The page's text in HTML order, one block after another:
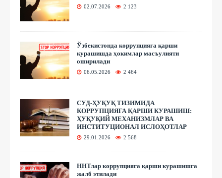
02.07.2026 2 123
Ўзбекистонда коррупцияга қарши
курашишда ҳокимлар масъулияти
оширилади
06.05.2026 2 464
СУД-ҲУҚУҚ ТИЗИМИДА
КОРРУПЦИЯГА ҚАРШИ КУРАШИШ:
ҲУҚУҚИЙ МЕХАНИЗМЛАР ВА
ИНСТИТУЦИОНАЛ ИСЛОҲОТЛАР
29.01.2026 2 568
ННТлар коррупцияга қарши курашишга
жалб этилади